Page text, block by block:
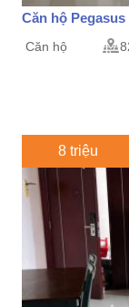
Căn hộ
Căn hộ
8 triệu